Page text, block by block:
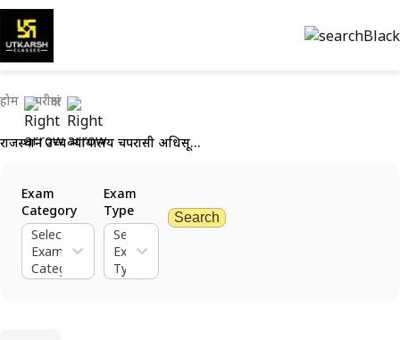
होम परीक्षाएं
राजस्थान उच्च न्यायालय चपरासी अधिसूचना 2025 (जारी): 26 जुलाई तक आवेदन करें
Exam
Category
Select
Exam
Category
Exam
Type
Select
Exam
Type
Search